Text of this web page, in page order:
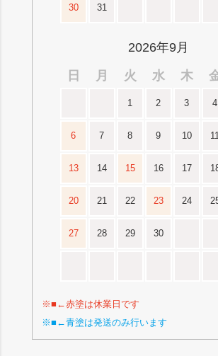
30 31
2026年9月
日
月 火 水 木
1 2 3 4
6 7 8 9 10
13 14 15 16 17
20 21 22 23 24
27 28 29 30
※■←赤塗は休業日です
※■←青塗は発送のみ行います